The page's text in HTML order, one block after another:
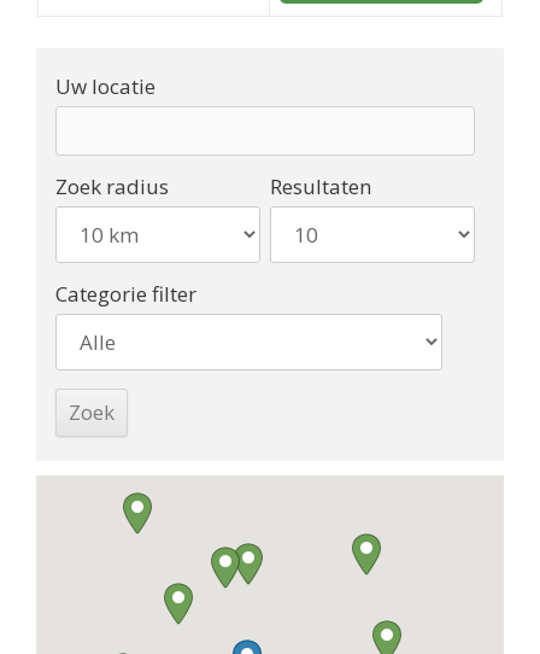
Uw locatie
Zoek radius Resultaten
Categorie filter